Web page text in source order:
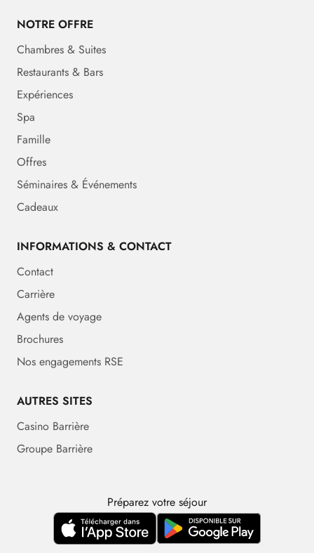
NOTRE OFFRE
Chambres & Suites
Restaurants & Bars
Expériences
Spa
Famille
Offres
Séminaires & Événements
Cadeaux
INFORMATIONS & CONTACT
Contact
Carrière
Agents de voyage
Brochures
Nos engagements RSE
AUTRES SITES
Casino Barrière
Groupe Barrière
Préparez votre séjour